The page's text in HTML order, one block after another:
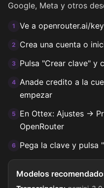
Google, Meta y otros
1 Ve a openrouter.ai/
2 Crea una cuenta o
3 Pulsa "Crear clave" y
4 Anade credito a la
empezar
5
En Ottex: Ajustes →
OpenRouter
6 Pega la clave y pulsa
Modelos